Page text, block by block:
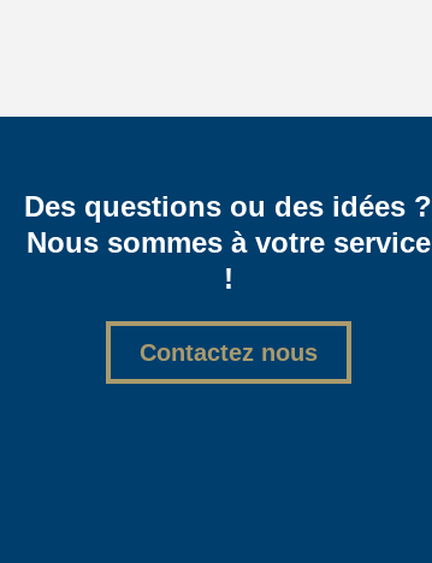
Des questions ou des idées ?
Nous sommes à votre service
!
Contactez nous